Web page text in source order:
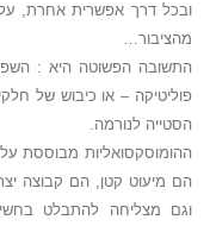
ובכל דרך אפשרית אחרת,
מהציבור…
התשובה הפשוטה היא :
פוליטיקה – או כיבוש של
הסטייה לנורמה.
ההומוסקסואליות מבוססת
הם מיעוט קטן, הם קבוצה
וגם מצליחה להתבלט